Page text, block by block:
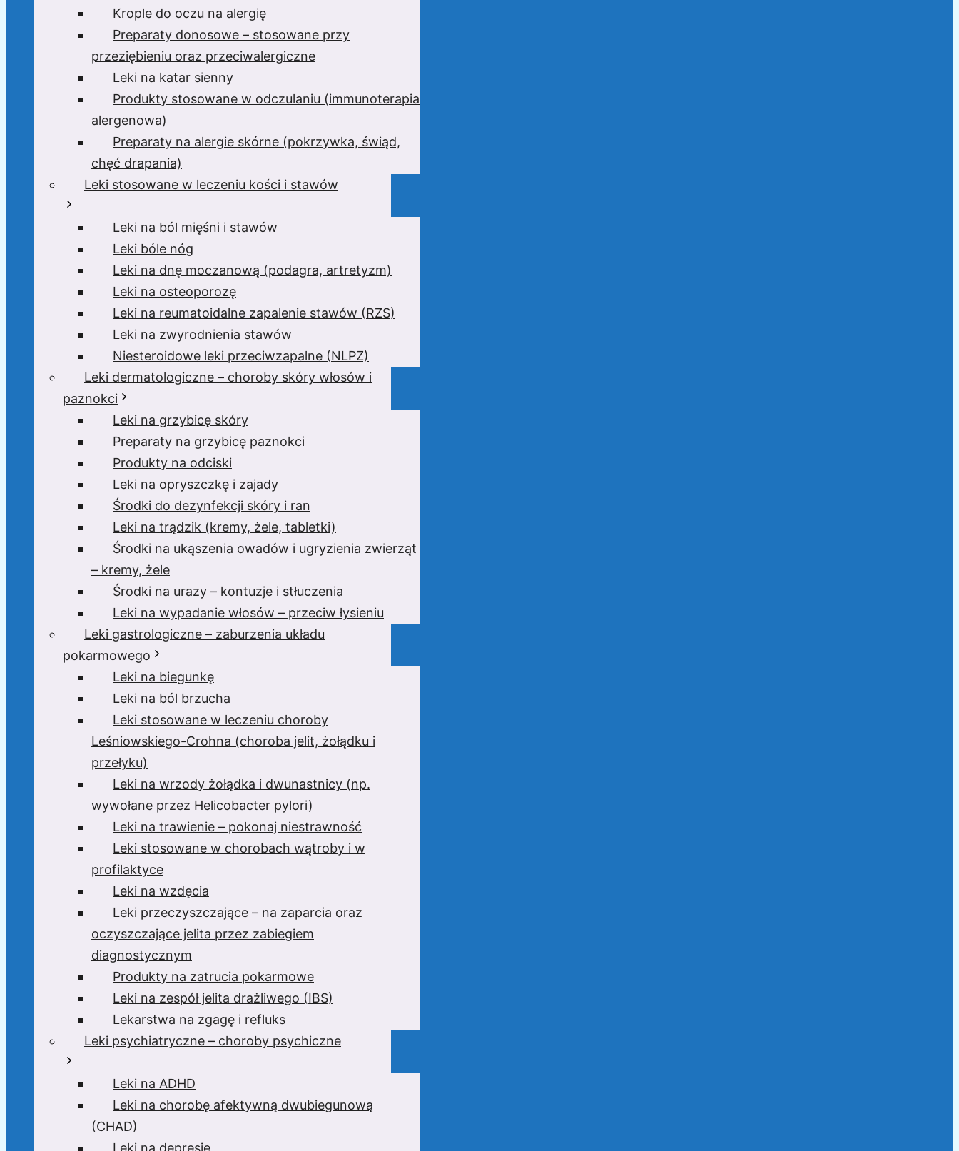
Krople do oczu na alergię
Preparaty donosowe – stosowane przy
przeziębieniu oraz przeciwalergiczne
Leki na katar sienny
Produkty stosowane w odczulaniu (immunoterapia
alergenowa)
Preparaty na alergie skórne (pokrzywka, świąd,
chęć drapania)
Leki stosowane w leczeniu kości i stawów
Leki na ból mięśni i stawów
Leki bóle nóg
Leki na dnę moczanową (podagra, artretyzm)
Leki na osteoporozę
Leki na reumatoidalne zapalenie stawów (RZS)
Leki na zwyrodnienia stawów
Niesteroidowe leki przeciwzapalne (NLPZ)
Leki dermatologiczne – choroby skóry włosów i
paznokci
Leki na grzybicę skóry
Preparaty na grzybicę paznokci
Produkty na odciski
Leki na opryszczkę i zajady
Środki do dezynfekcji skóry i ran
Leki na trądzik (kremy, żele, tabletki)
Środki na ukąszenia owadów i ugryzienia zwierząt
– kremy, żele
Środki na urazy – kontuzje i stłuczenia
Leki na wypadanie włosów – przeciw łysieniu
Leki gastrologiczne – zaburzenia układu
pokarmowego
Leki na biegunkę
Leki na ból brzucha
Leki stosowane w leczeniu choroby
Leśniowskiego-Crohna (choroba jelit, żołądku i
przełyku)
Leki na wrzody żołądka i dwunastnicy (np.
wywołane przez Helicobacter pylori)
Leki na trawienie – pokonaj niestrawność
Leki stosowane w chorobach wątroby i w
profilaktyce
Leki na wzdęcia
Leki przeczyszczające – na zaparcia oraz
oczyszczające jelita przez zabiegiem
diagnostycznym
Produkty na zatrucia pokarmowe
Leki na zespół jelita drażliwego (IBS)
Lekarstwa na zgagę i refluks
Leki psychiatryczne – choroby psychiczne
Leki na ADHD
Leki na chorobę afektywną dwubiegunową
(CHAD)
Leki na depresję